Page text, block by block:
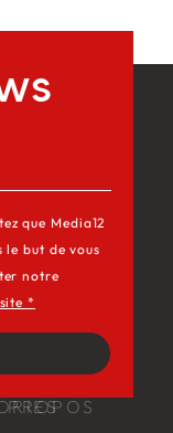
PROPOS
que Media12
le but de vous
notre
*